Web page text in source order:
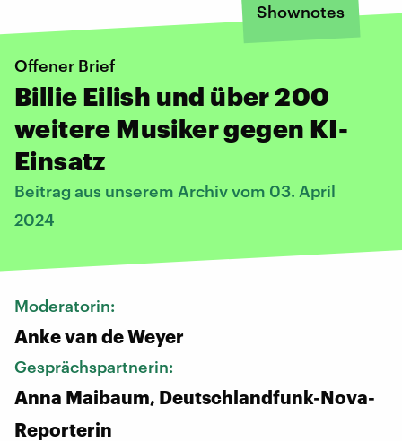
Shownotes
Offener Brief
Billie Eilish und über 200
weitere Musiker gegen KI-
Einsatz
Beitrag aus unserem Archiv vom 03. April
2024
Moderatorin:
Anke van de Weyer
Gesprächspartnerin:
Anna Maibaum, Deutschlandfunk-Nova-
Reporterin